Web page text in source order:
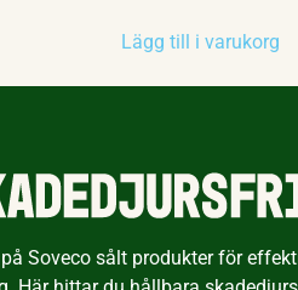
Lägg till i varukorg
Soveco sålt produkter för